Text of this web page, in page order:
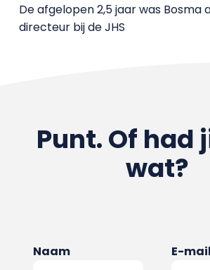
De afgelopen 2,5 jaar was Bosma
directeur bij de JHS
Punt. Of had
wat?
Naam E-mail